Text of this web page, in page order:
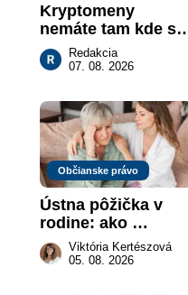
Kryptomeny
nemáte tam kde si
myslíte: Viete, kde
sa naozaj
Redakcia
07. 08. 2026
Občianske právo
Ústna pôžička v
rodine: ako
vymôcť peniaze,
keď na papieri nie
Viktória Kertészová
05. 08. 2026